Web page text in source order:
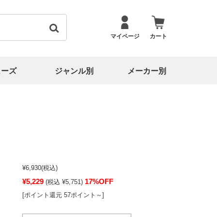
マイページ カート
ズ ジャンル別 メーカー別
¥6,930(税込)
¥5,229 (税込 ¥5,751) 17%OFF
[ポイント還元 57ポイント～]